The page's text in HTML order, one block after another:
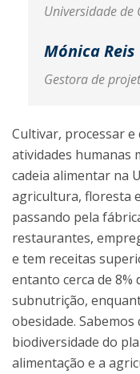
Universidade de
Mónica Reis
Gestora de
Cultivar, processar
atividades humanas
cadeia alimentar na
agricultura, floresta
passando pela
restaurantes,
e tem receitas
entanto cerca de 8%
subnutrição,
obesidade.
biodiversidade do
alimentação e a